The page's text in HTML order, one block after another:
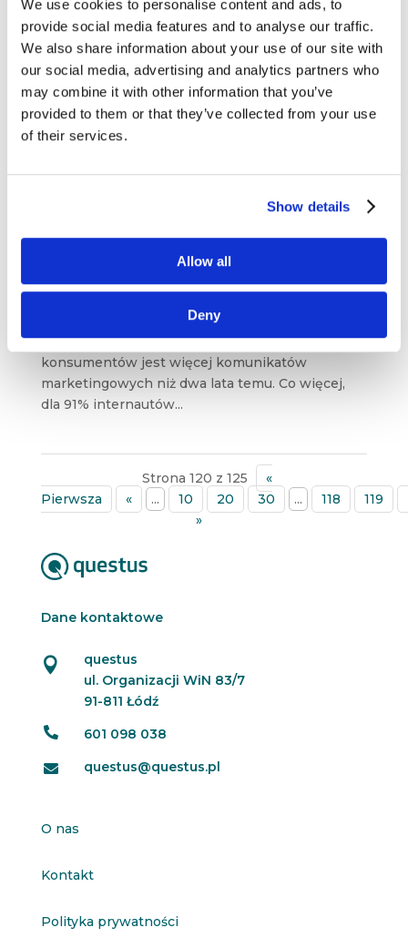
We use cookies to personalise content and ads, to
provide social media features and to analyse our traffic.
We also share information about your use of our site with
our social media, advertising and analytics partners who
may combine it with other information that you’ve
provided to them or that they’ve collected from your use
of their services.
Show details
Allow all
Deny
nowych produktów...
reklamodawcy?
Artykuły,Trendy
wzrostem ilości contentu równie błyskawicznie
rośnie również liczba reklam – zdaniem aż 87%
konsumentów jest więcej komunikatów
marketingowych niż dwa lata temu. Co więcej,
dla 91% internautów...
Strona 120 z 125
«
Pierwsza
« ... 10 20 30 ... 118 119
»
Dane kontaktowe

questus
ul. Organizacji WiN 83/7
91-811 Łódź
 601 098 038
 questus@questus.pl
O nas
Kontakt
Polityka prywatności